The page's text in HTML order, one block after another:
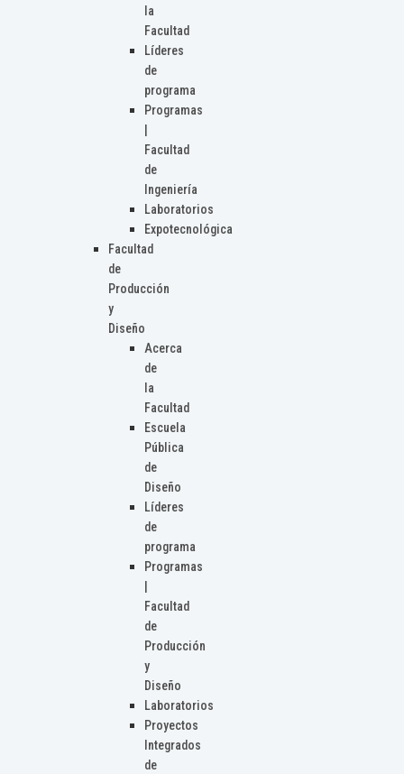
la
Facultad
Líderes
de
programa
Programas
Facultad
de
Ingeniería
Laboratorios
Expotecnológica
Facultad
de
Producción
y
Diseño
Acerca
de
la
Facultad
Escuela
Pública
de
Diseño
Líderes
de
programa
Programas
Facultad
de
Producción
y
Diseño
Laboratorios
Proyectos
Integrados
de